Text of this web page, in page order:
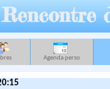
Rencontre
Agenda perso